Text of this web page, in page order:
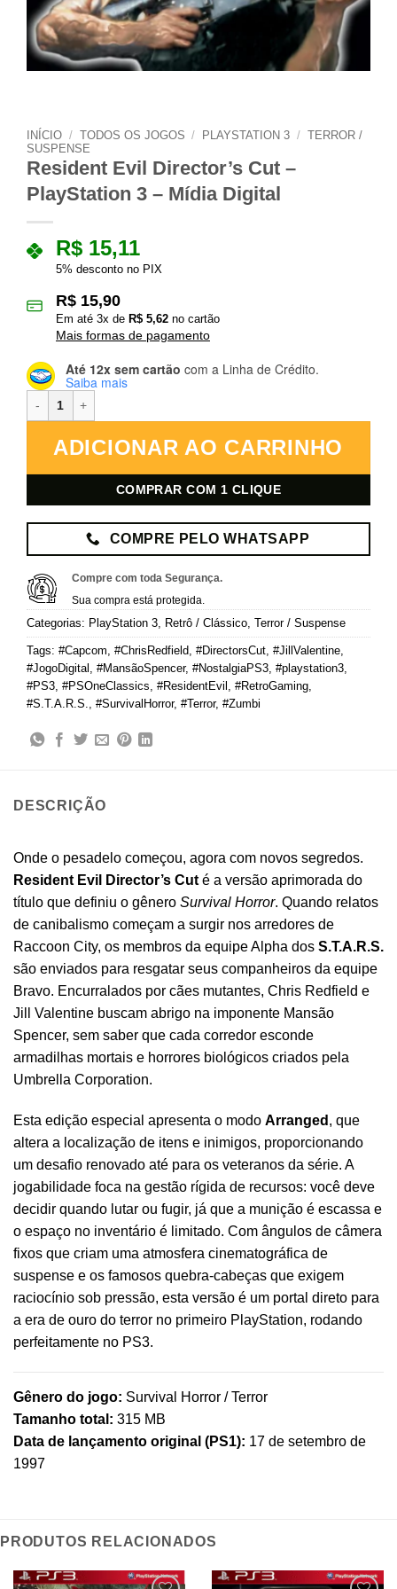
INÍCIO / TODOS OS JOGOS / PLAYSTATION 3 / TERROR /
SUSPENSE
Resident Evil Director’s Cut –
PlayStation 3 – Mídia Digital
R$ 15,11
5% desconto no PIX
R$ 15,90
Em até 3x de R$ 5,62 no cartão
Mais formas de pagamento
Até 12x sem cartão com a Linha de Crédito.
Saiba mais
ADICIONAR AO CARRINHO
COMPRAR COM 1 CLIQUE
COMPRE PELO WHATSAPP
Compre com toda Segurança.
Sua compra está protegida.
Categorias: PlayStation 3 Retrô / Clássico Terror / Suspense
Tags: #Capcom #ChrisRedfield #DirectorsCut #JillValentine
#JogoDigital
#MansãoSpencer, #NostalgiaPS3 #playstation3
#PS3 #PSOneClassics #ResidentEvil #RetroGaming
#S.T.A.R.S.
#SurvivalHorror, #Terror, #Zumbi
DESCRIÇÃO
Onde o pesadelo começou, agora com novos segredos.
Resident Evil Director’s Cuté a versão aprimorada do
título que definiu o gênero Survival Horror. Quando relatos
de canibalismo começam a surgir nos arredores de
Raccoon City, os membros da equipe Alpha dos S.T.A.R.S.
são enviados para resgatar seus companheiros da equipe
Bravo. Encurralados por cães mutantes, Chris Redfield e
Jill Valentine buscam abrigo na imponente Mansão
Spencer, sem saber que cada corredor esconde
armadilhas mortais e horrores biológicos criados pela
Umbrella Corporation.
Esta edição especial apresenta o modo Arranged , que
altera a localização de itens e inimigos, proporcionando
um desafio renovado até para os veteranos da série. A
jogabilidade foca na gestão rígida de recursos: você deve
decidir quando lutar ou fugir, já que a munição é escassa e
o espaço no inventário é limitado. Com ângulos de câmera
fixos que criam uma atmosfera cinematográfica de
suspense e os famosos quebra-cabeças que exigem
raciocínio sob pressão, esta versão é um portal direto para
a era de ouro do terror no primeiro PlayStation, rodando
perfeitamente no PS3.
Gênero do jogo: Survival Horror / Terror
Tamanho total: 315 MB
Data de lançamento original (PS1): 17 de setembro de
1997
PRODUTOS RELACIONADOS